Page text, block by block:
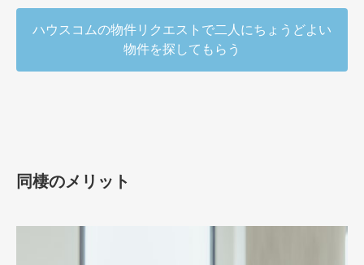
ハウスコムの物件リクエストで二人にちょうどよい
物件を探してもらう
同棲のメリット